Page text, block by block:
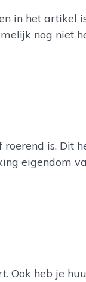
in het artikel
nog niet
is. Dit
eigendom
Ook heb je